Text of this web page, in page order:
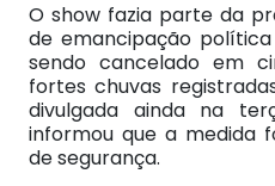
O show fazia parte da
de emancipação
sendo cancelado em
fortes chuvas
divulgada ainda na
informou que a medida
de segurança.